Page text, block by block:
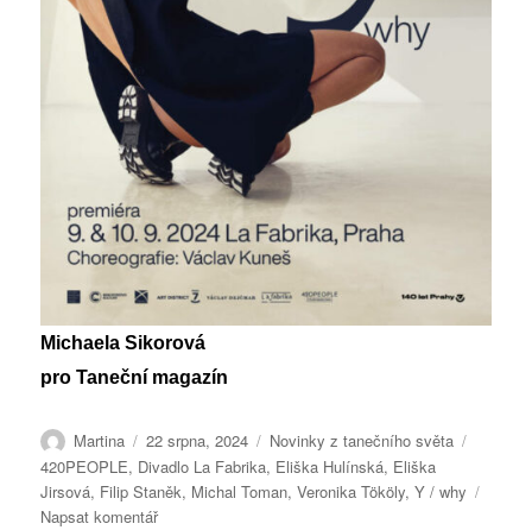
Michaela Sikorová
pro Taneční magazín
Autor:
Martina Publikováno:
22 srpna, 2024 Rubriky:
Novinky z tanečního světa
420PEOPLE, Divadlo La Fabrika, Eliška Hulínská, Eliška
Jirsová, Filip Staněk, Michal Toman,Veronika Tököly,Y / why
Napsat komentářpro